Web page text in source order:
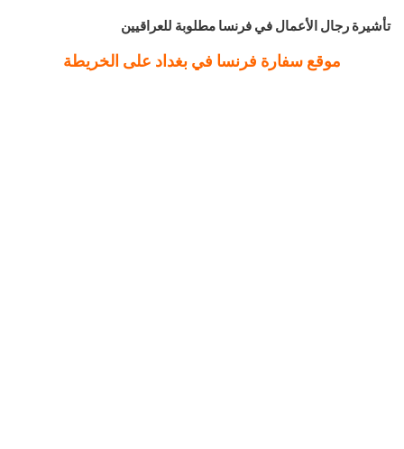
تأشيرة رجال الأعمال في فرنسا مطلوبة للعراقيين
موقع سفارة فرنسا في بغداد على الخريطة